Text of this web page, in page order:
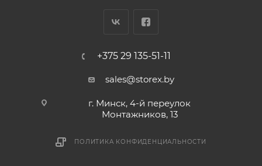
+375 29 135-51-11
sales@storex.by
г. Минск, 4-й переулок
Монтажников, 13
ПОЛИТИКА КОНФИДЕНЦИАЛЬНОСТИ